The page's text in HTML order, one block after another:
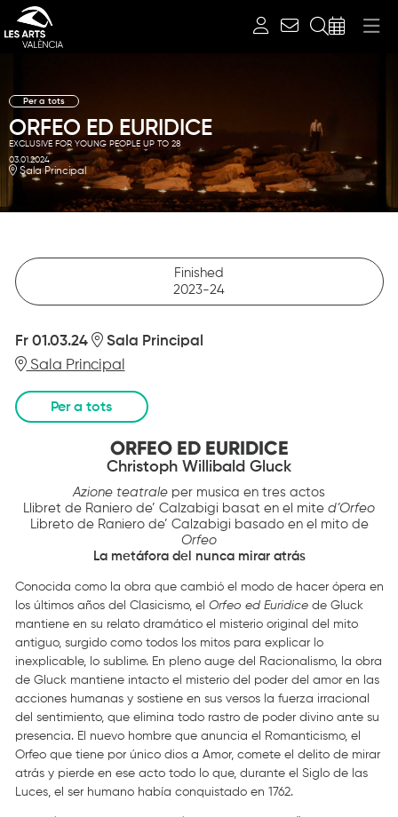
Per a tots
ORFEO ED EURIDICE
EXCLUSIVE FOR YOUNG PEOPLE UP TO 28
03.01.2024
Sala Principal
Finished
2023-24
Fr 01.03.24
Sala Principal
Sala Principal
Per a tots
ORFEO ED EURIDICE
Christoph Willibald Gluck
Azione teatrale per musica en tres actos
Llibret de Raniero de’ Calzabigi basat en el mite d’Orfeo
Libreto de Raniero de’ Calzabigi basado en el mito de
Orfeo
La metáfora del nunca mirar atrás
Conocida como la obra que cambió el modo de hacer ópera en
los últimos años del Clasicismo, el Orfeo ed Euridicede Gluck
mantiene en su relato dramático el misterio original del mito
antiguo, surgido como todos los mitos para explicar lo
inexplicable, lo sublime. En pleno auge del Racionalismo, la obra
de Gluck mantiene intacto el misterio del poder del amor en las
acciones humanas y sostiene en sus versos la fuerza irracional
del sentimiento, que elimina todo rastro de poder divino ante su
presencia. El nuevo hombre que anuncia el Romanticismo, el
Orfeo que tiene por único dios a Amor, comete el delito de mirar
atrás y pierde en ese acto todo lo que, durante el Siglo de las
Luces, el ser humano había conquistado en 1762.